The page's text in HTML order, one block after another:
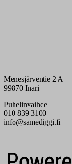
Menesjärventie 2 A
99870 Inari
Puhelinvaihde
010 839 3100
info@samediggi.fi